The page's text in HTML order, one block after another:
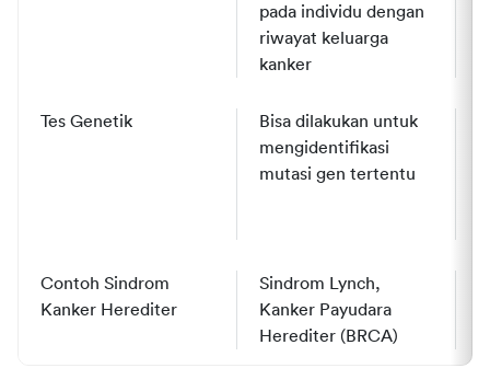
pada individu dengan
riwayat keluarga
kanker
Tes Genetik
Bisa dilakukan untuk
mengidentifikasi
mutasi gen tertentu
Contoh Sindrom
Kanker Herediter
Sindrom Lynch,
Kanker Payudara
Herediter (BRCA)